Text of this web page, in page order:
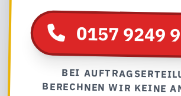
0157 9249
BEI
BERECHNEN WIR KEINE